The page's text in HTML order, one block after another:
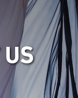
US